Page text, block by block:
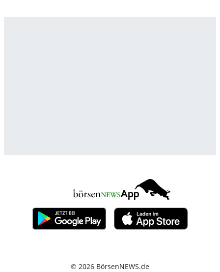
© 2026 BörsenNEWS.de